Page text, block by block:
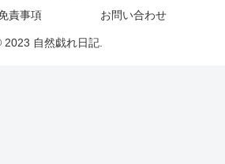
責事項 お問い合わせ
2023 自然戯れ日記.